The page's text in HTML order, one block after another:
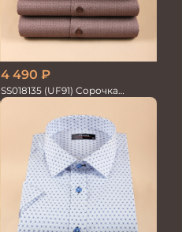
4 490 ₽
SS018135 (UF91) Сорочка
мужская GROSTYLE TRENDY